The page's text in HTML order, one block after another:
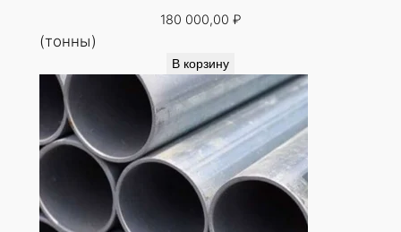
180 000,00 ₽
(тонны)
В корзину